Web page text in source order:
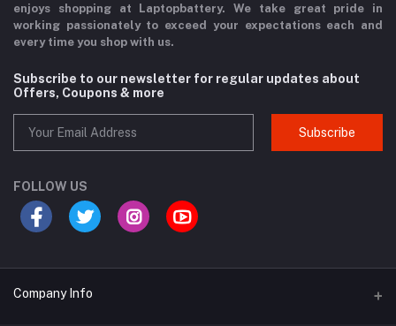
enjoys shopping at Laptopbattery. We take great pride in
working passionately to exceed your expectations each and
every time you shop with us.
Subscribe to our newsletter for regular updates about
Offers, Coupons & more
Subscribe
FOLLOW US
Company Info